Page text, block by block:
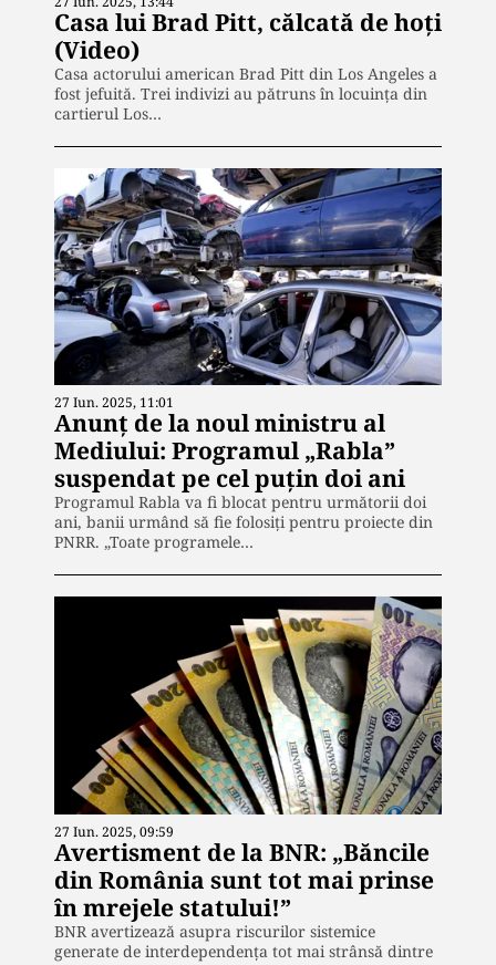
Casa lui Brad Pitt, călcată de hoți
(Video)
Casa actorului american Brad Pitt din Los Angeles a
fost jefuită. Trei indivizi au pătruns în locuința din
cartierul Los…
27 Iun. 2025, 11:01
Anunț de la noul ministru al
Mediului: Programul „Rabla”
suspendat pe cel puțin doi ani
Programul Rabla va fi blocat pentru următorii doi
ani, banii urmând să fie folosiți pentru proiecte din
PNRR. „Toate programele…
27 Iun. 2025, 09:59
Avertisment de la BNR: „Băncile
din România sunt tot mai prinse
în mrejele statului!”
BNR avertizează asupra riscurilor sistemice
generate de interdependența tot mai strânsă dintre